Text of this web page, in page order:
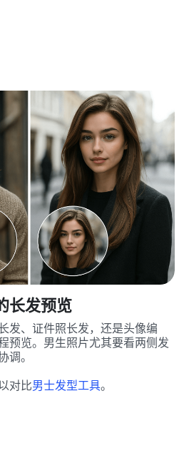
长发预览
发、证件照长发，还是头像编
预览。男生照片尤其要看两侧发
调。
对比男士发型工具。